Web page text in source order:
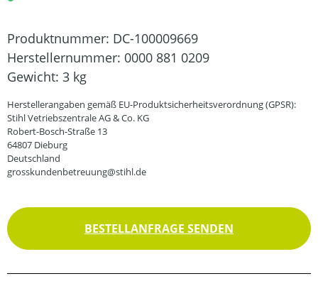
Produktnummer: DC-100009669
Herstellernummer: 0000 881 0209
Gewicht: 3 kg
Herstellerangaben gemäß EU-Produktsicherheitsverordnung (GPSR):
Stihl Vetriebszentrale AG & Co. KG
Robert-Bosch-Straße 13
64807 Dieburg
Deutschland
grosskundenbetreuung@stihl.de
BESTELLANFRAGE SENDEN